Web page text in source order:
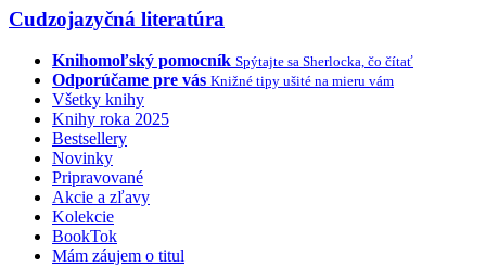
Cudzojazyčná literatúra
Knihomoľský pomocník Spýtajte sa Sherlocka, čo čítať
Odporúčame pre vás Knižné tipy ušité na mieru vám
Všetky knihy
Knihy roka 2025
Bestsellery
Novinky
Pripravované
Akcie a zľavy
Kolekcie
BookTok
Mám záujem o titul